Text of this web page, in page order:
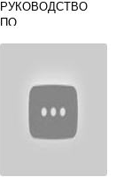
РУКОВОДСТВО
ПО